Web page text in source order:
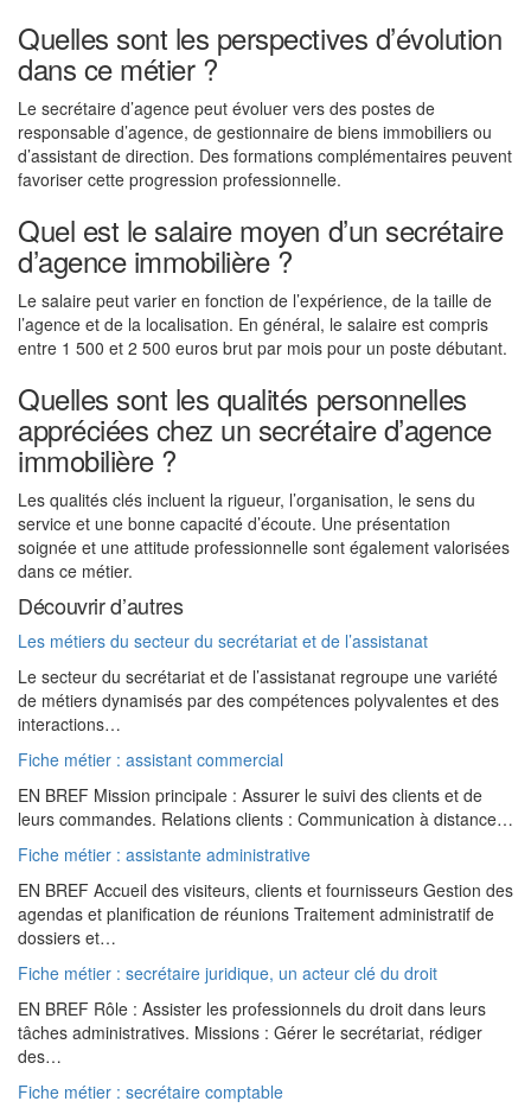
Quelles sont les perspectives d’évolution
dans ce métier ?
Le secrétaire d’agence peut évoluer vers des postes de
responsable d’agence, de gestionnaire de biens immobiliers ou
d’assistant de direction. Des formations complémentaires peuvent
favoriser cette progression professionnelle.
Quel est le salaire moyen d’un secrétaire
d’agence immobilière ?
Le salaire peut varier en fonction de l’expérience, de la taille de
l’agence et de la localisation. En général, le salaire est compris
entre 1 500 et 2 500 euros brut par mois pour un poste débutant.
Quelles sont les qualités personnelles
appréciées chez un secrétaire d’agence
immobilière ?
Les qualités clés incluent la rigueur, l’organisation, le sens du
service et une bonne capacité d’écoute. Une présentation
soignée et une attitude professionnelle sont également valorisées
dans ce métier.
Découvrir d’autres
Les métiers du secteur du secrétariat et de l’assistanat
Le secteur du secrétariat et de l’assistanat regroupe une variété
de métiers dynamisés par des compétences polyvalentes et des
interactions…
Fiche métier : assistant commercial
EN BREF Mission principale : Assurer le suivi des clients et de
leurs commandes. Relations clients : Communication à distance…
Fiche métier : assistante administrative
EN BREF Accueil des visiteurs, clients et fournisseurs Gestion des
agendas et planification de réunions Traitement administratif de
dossiers et…
Fiche métier : secrétaire juridique, un acteur clé du droit
EN BREF Rôle : Assister les professionnels du droit dans leurs
tâches administratives. Missions : Gérer le secrétariat, rédiger
des…
Fiche métier : secrétaire comptable